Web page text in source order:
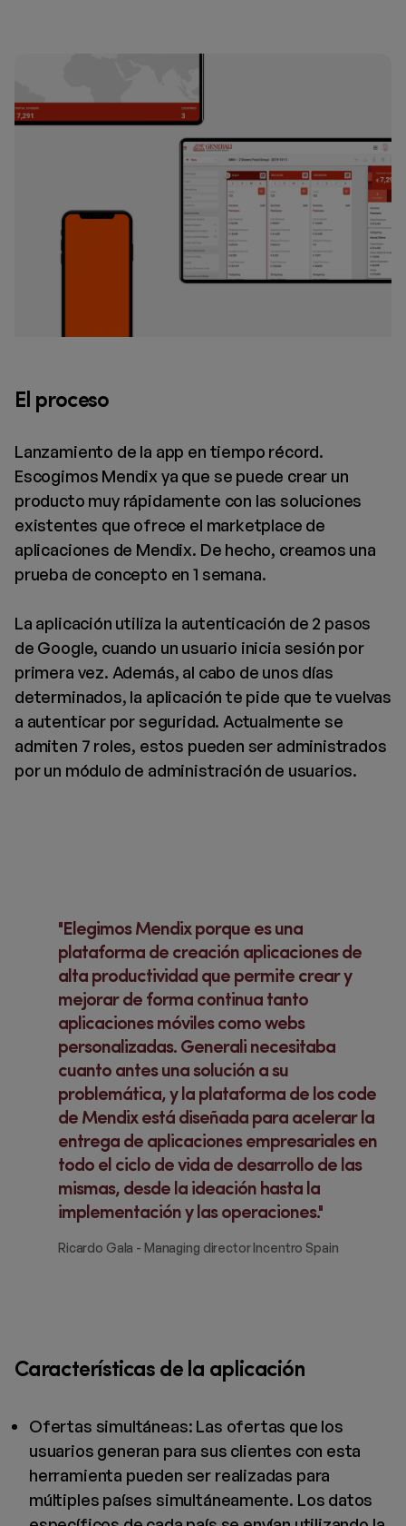
El proceso
Lanzamiento de la app en tiempo récord.
Escogimos Mendix ya que se puede crear un
producto muy rápidamente con las soluciones
existentes que ofrece el marketplace de
aplicaciones de Mendix. De hecho, creamos una
prueba de concepto en 1 semana.
La aplicación utiliza la autenticación de 2 pasos
de Google, cuando un usuario inicia sesión por
primera vez. Además, al cabo de unos días
determinados, la aplicación te pide que te vuelvas
a autenticar por seguridad. Actualmente se
admiten 7 roles, estos pueden ser administrados
por un módulo de administración de usuarios.
Elegimos Mendix porque es una
plataforma de creación aplicaciones de
alta productividad que permite crear y
mejorar de forma continua tanto
aplicaciones móviles como webs
personalizadas. Generali necesitaba
cuanto antes una solución a su
problemática, y la plataforma de los code
de Mendix está diseñada para acelerar la
entrega de aplicaciones empresariales en
todo el ciclo de vida de desarrollo de las
mismas, desde la ideación hasta la
implementación y las operaciones.
Ricardo Gala - Managing director Incentro Spain
Características de la aplicación
Ofertas simultáneas: Las ofertas que los
usuarios generan para sus clientes con esta
herramienta pueden ser realizadas para
múltiples países simultáneamente. Los datos